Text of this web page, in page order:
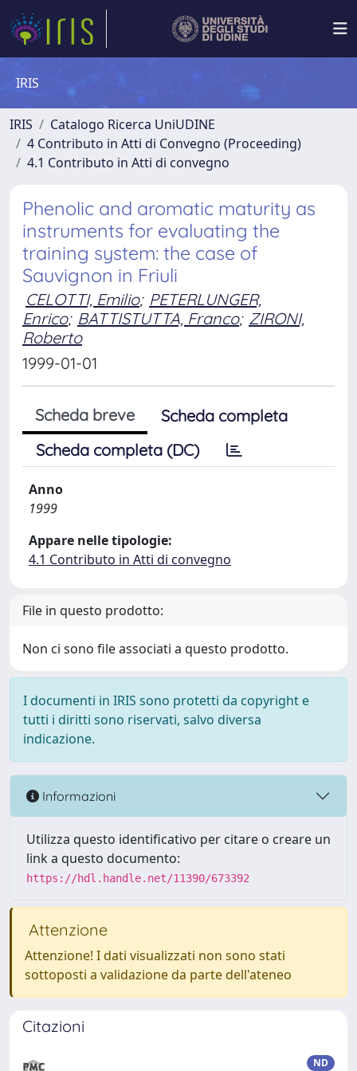
IRIS
IRIS
Catalogo Ricerca UniUDINE
4 Contributo in Atti di Convegno (Proceeding)
4.1 Contributo in Atti di convegno
Phenolic and aromatic maturity as
instruments for evaluating the
training system: the case of
Sauvignon in Friuli
CELOTTI, Emilio; PETERLUNGER,
Enrico; BATTISTUTTA, Franco; ZIRONI,
Roberto
1999-01-01
Scheda breve
Scheda completa
Scheda completa (DC)
Anno
1999
Appare nelle tipologie:
4.1 Contributo in Atti di convegno
File in questo prodotto:
Non ci sono file associati a questo prodotto.
I documenti in IRIS sono protetti da copyright e
tutti i diritti sono riservati, salvo diversa
indicazione.
Informazioni
Utilizza questo identificativo per citare o creare un
link a questo documento:
https://hdl.handle.net/11390/673392
Attenzione
Attenzione! I dati visualizzati non sono stati
sottoposti a validazione da parte dell'ateneo
Citazioni
ND